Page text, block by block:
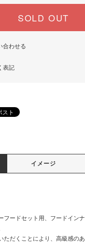
SOLD OUT
合わせる
表記
イメージ
フードセット用、フードイン
ただくことにより、高級感の